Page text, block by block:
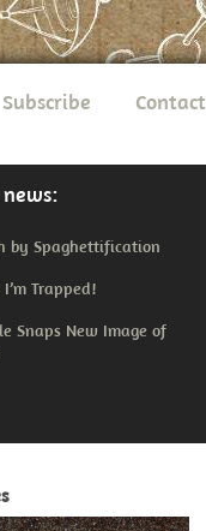
Subscribe Contact
by Spaghettification
Trapped!
Snaps New Image of